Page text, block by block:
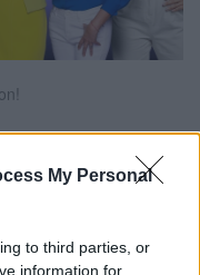
My Personal
to third parties, or
information for
elsők között